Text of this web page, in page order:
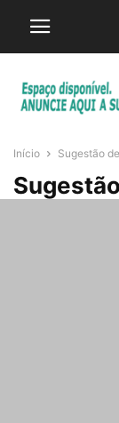
Início Sugestão